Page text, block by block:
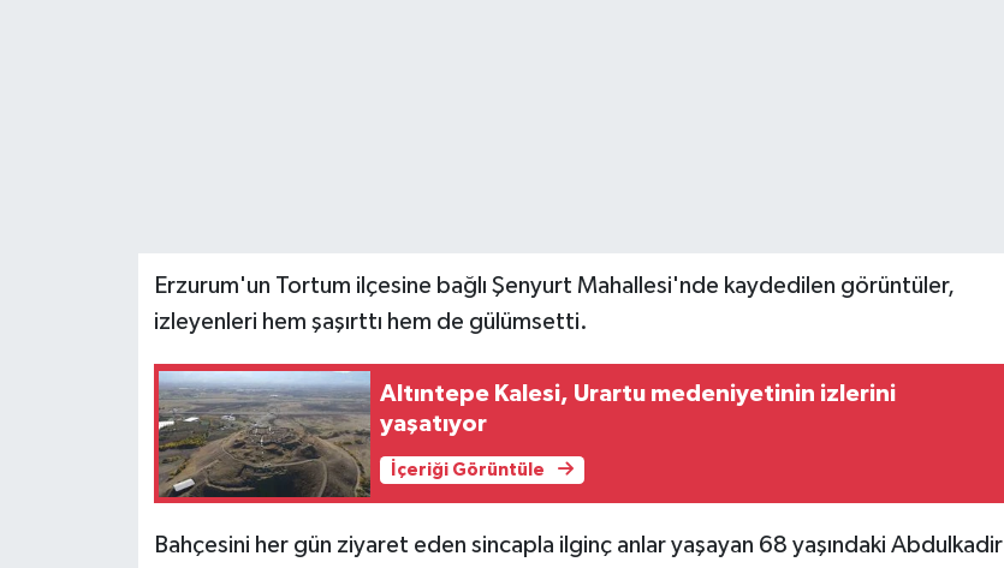
Erzurum'un Tortum ilçesine bağlı Şenyurt Mahallesi'nde kaydedilen görüntüler,
izleyenleri hem şaşırttı hem de gülümsetti.
Altıntepe Kalesi, Urartu medeniyetinin izlerini
yaşatıyor
İçeriği Görüntüle
Bahçesini her gün ziyaret eden sincapla ilginç anlar yaşayan 68 yaşındaki Abdulkadir